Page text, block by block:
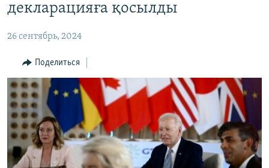
главной
навигации
Вернутся
поиску
НАСТОЯЩЕЕ ВРЕМЯ
МИГРАНТ МЕДИА
декларацияға қосылды
26 сентябрь, 2024
Поделиться